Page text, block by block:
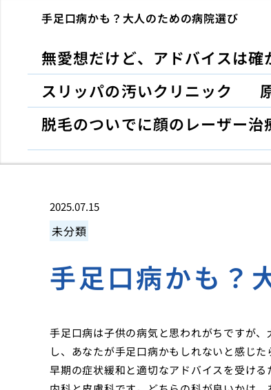
手足口病かも？大人のための病院選び
無愛想だけど、アドバイスは確
スリッパの汚いクリニック
脱毛のついでに顔のレーザー
2025.07.15
未分類
手足口病かも？
手足口病は子供の病気と思われがちですが
し、あなたが手足口病かもしれないと感じ
早期の症状緩和と適切なアドバイスを受け